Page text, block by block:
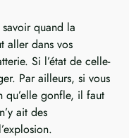
savoir quand la
aller dans vos
Si l’état de celle-
Par ailleurs, si vous
qu’elle gonfle, il faut
ait des